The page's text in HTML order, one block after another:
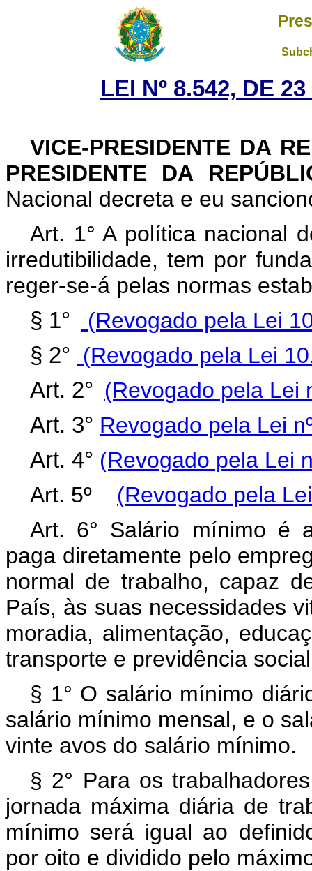
LEI Nº 8.542, DE
VICE-PRESIDENTE DA
PRESIDENTE DA
Nacional decreta e eu
Art. 1° A política nacional
irredutibilidade, tem por
reger-se-á pelas normas
§ 1°
(Revogado pela Lei
§ 2° (Revogado pela Lei
Art. 2° (Revogado pela Lei
Art. 3° Revogado pela Lei
Art. 4° (Revogado pela Lei
Art. 5º (Revogado pela
Art. 6° Salário mínimo é
paga diretamente pelo
normal de trabalho, capaz
País, às suas necessidades
moradia, alimentação,
transporte e previdência
§ 1° O salário mínimo
salário mínimo mensal, e o
vinte avos do salário mínimo.
§ 2° Para os
jornada máxima diária de
mínimo será igual ao
por oito e dividido pelo